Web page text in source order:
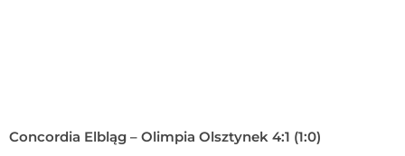
Concordia Elbląg – Olimpia Olsztynek 4:1 (1:0)